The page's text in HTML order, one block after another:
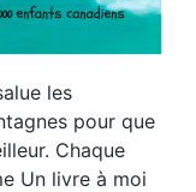
les
pour que
Chaque
Un livre à moi